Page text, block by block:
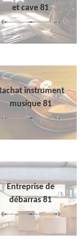
et cave 81
instrument
musique 81
Entreprise de
débarras 81